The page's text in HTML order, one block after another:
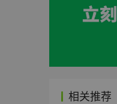
相关推荐